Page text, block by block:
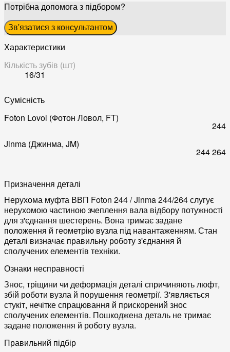
Потрібна допомога з підбором?
Зв'язатися з консультантом
Характеристики
Кількість зубів (шт)
16/31
Сумісність
Foton Lovol (Фотон Ловол, FT)
244
Jinma (Джинма, JM)
244264
Призначення деталі
Нерухома муфта ВВП Foton 244 / Jinma 244/264 слугує
нерухомою частиною зчеплення вала відбору потужності
для з'єднання шестерень. Вона тримає задане
положення й геометрію вузла під навантаженням. Стан
деталі визначає правильну роботу з'єднання й
сполучених елементів техніки.
Ознаки несправності
Знос, тріщини чи деформація деталі спричиняють люфт,
збій роботи вузла й порушення геометрії. З'являється
стукіт, нечітке спрацювання й прискорений знос
сполучених елементів. Пошкоджена деталь не тримає
задане положення й роботу вузла.
Правильний підбір